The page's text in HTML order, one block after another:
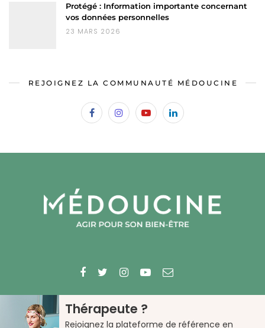
Thérapeute ?
Rejoignez la plateforme de référence en
Protégé : Information importante concernant
vos données personnelles
23 MARS 2026
REJOIGNEZ LA COMMUNAUTÉ MÉDOUCINE
QUI SOMMES-NOUS ?